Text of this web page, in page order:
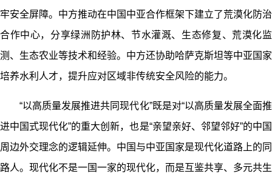
牢安全屏障。中方推动在中国中亚合作框架下建立了荒漠化防治
合作中心，分享绿洲防护林、节水灌溉、生态修复、荒漠化监
测、生态农业等技术和经验。中方还协助哈萨克斯坦等中亚国家
培养水利人才，提升应对区域非传统安全风险的能力。
“以高质量发展推进共同现代化”既是对“以高质量发展全面推
进中国式现代化”的重大创新，也是“亲望亲好、邻望邻好”的中国
周边外交理念的逻辑延伸。中国与中亚国家是现代化道路上的同
路人。现代化不是一国一家的现代化，而是互鉴共享、多元共生